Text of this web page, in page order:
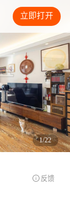
立即打开
1/22
反馈